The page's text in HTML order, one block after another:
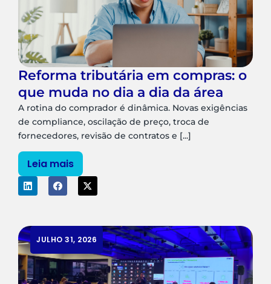
Reforma tributária em compras: o
que muda no dia a dia da área
A rotina do comprador é dinâmica. Novas exigências
de compliance, oscilação de preço, troca de
fornecedores, revisão de contratos e [...]
Leia mais
JULHO 31, 2026